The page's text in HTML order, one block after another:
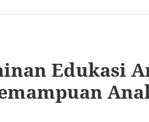
Edukasi